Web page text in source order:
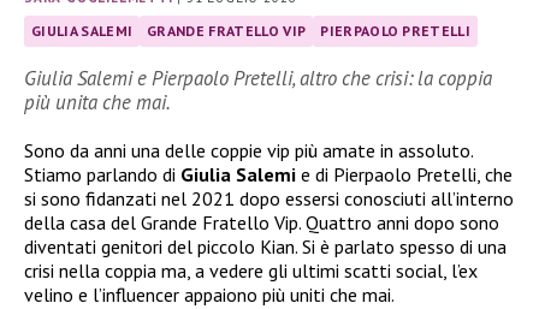
GIULIA SALEMI GRANDE FRATELLO VIP PIERPAOLO PRETELLI
Giulia Salemi e Pierpaolo Pretelli, altro che crisi: la coppia
più unita che mai.
Sono da anni una delle coppie vip più amate in assoluto.
Stiamo parlando di Giulia Salemi e di Pierpaolo Pretelli, che
si sono fidanzati nel 2021 dopo essersi conosciuti all’interno
della casa del Grande Fratello Vip. Quattro anni dopo sono
diventati genitori del piccolo Kian. Si è parlato spesso di una
crisi nella coppia ma, a vedere gli ultimi scatti social, l’ex
velino e l’influencer appaiono più uniti che mai.